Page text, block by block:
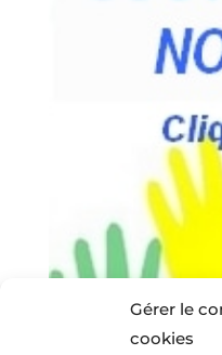
Gérer le
cookies